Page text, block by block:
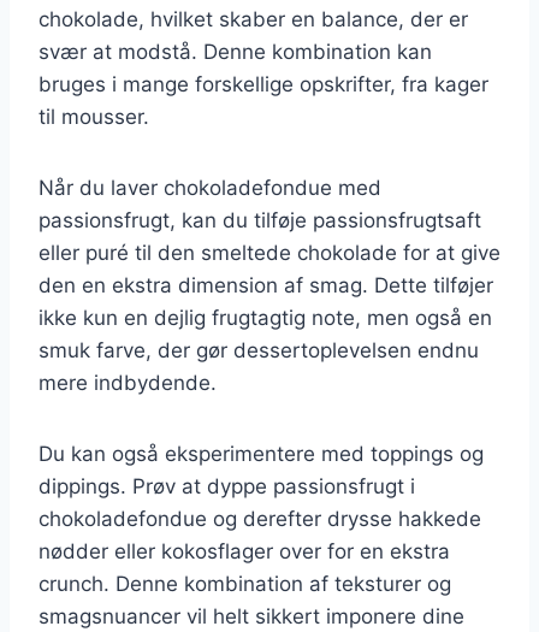
chokolade, hvilket skaber en balance, der er
svær at modstå. Denne kombination kan
bruges i mange forskellige opskrifter, fra kager
til mousser.
Når du laver chokoladefondue med
passionsfrugt, kan du tilføje passionsfrugtsaft
eller puré til den smeltede chokolade for at give
den en ekstra dimension af smag. Dette tilføjer
ikke kun en dejlig frugtagtig note, men også en
smuk farve, der gør dessertoplevelsen endnu
mere indbydende.
Du kan også eksperimentere med toppings og
dippings. Prøv at dyppe passionsfrugt i
chokoladefondue og derefter drysse hakkede
nødder eller kokosflager over for en ekstra
crunch. Denne kombination af teksturer og
smagsnuancer vil helt sikkert imponere dine